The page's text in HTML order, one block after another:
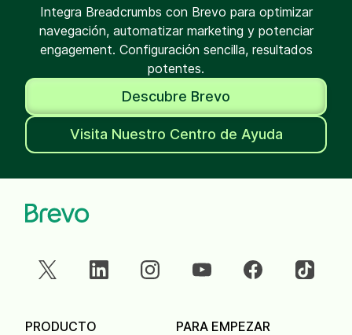
Integra Breadcrumbs con Brevo para optimizar
navegación, automatizar marketing y potenciar
engagement. Configuración sencilla, resultados
potentes.
Descubre Brevo
Visita Nuestro Centro de Ayuda
PRODUCTO PARA EMPEZAR